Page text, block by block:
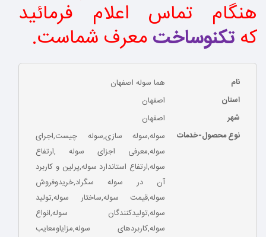
هنگام تماس اعلام فرمائید
کهتکنوساختمعرف شماست.
نام
هما سوله اصفهان
استان
اصفهان
شهر
اصفهان
نوع محصول-خدمات
سوله,سوله سازی,سوله چیست,اجرای
سوله,معرفی اجزای سوله ,ارتفاع
سوله,ارتفاع استاندارد سوله,پرلین و کاربرد
آن در سوله سگراد,خریدوفروش
سوله,قیمت سوله,ساختار سوله,تولید
سوله,تولیدکنندگان سوله,انواع
سوله,کاربردهای سوله,مزایاومعایب